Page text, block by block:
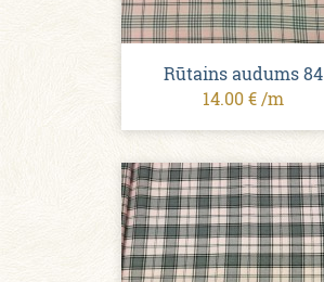
Rūtains audums 84
14.00 € /m